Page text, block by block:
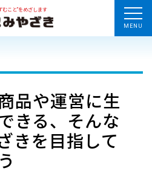
むこと”をめざします
MENU
品や運営に生
きる、そんな
きを目指して